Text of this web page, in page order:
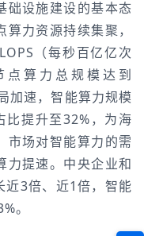
础设施建设的基本态
力资源持续集聚，
（每秒百亿亿次
算力总规模达到
加速，智能算力规模
比提升至32%，为海
市场对智能算力的需
力提速。中央企业和
近3倍、近1倍，智能
。